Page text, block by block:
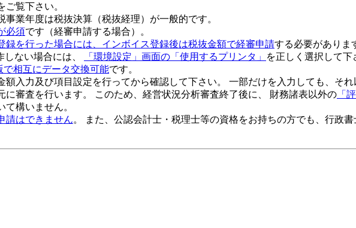
ご覧下さい。
事業年度は税抜決算（税抜経理） が一般的です。
必須です（経審申請する場合）。
録を行った場合には、インボイス登録後は税抜金額で経審申請する必要がありま
しない場合には、
「環境設定」画面の「使用するプリンタ」
を正しく選択して下
で相互にデータ交換可能です。
入力及び項目設定を行ってから確認して下さい。 一部だけを入力しても、そ
審査を行います。 このため、 経営状況分析審査終了後に、 財務諸表以外の 「
構いません。
請はできません。 また、公認会計士・税理士等の資格をお持ちの方でも、行政